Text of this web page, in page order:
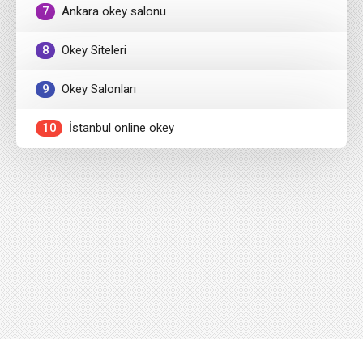
7 Ankara okey salonu
8 Okey Siteleri
9 Okey Salonları
10 İstanbul online okey